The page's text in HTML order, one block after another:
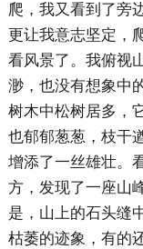
爬，我又看到了旁
更让我意志坚定，
看风景了。我俯视
渺，也没有想象中
树木中松树居多，
也郁郁葱葱，枝干
增添了一丝雄壮。
方，发现了一座山
是，山上的石头缝
枯萎的迹象，有的